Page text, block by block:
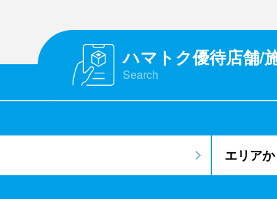
ハマトク優待店舗/
Search
エリア